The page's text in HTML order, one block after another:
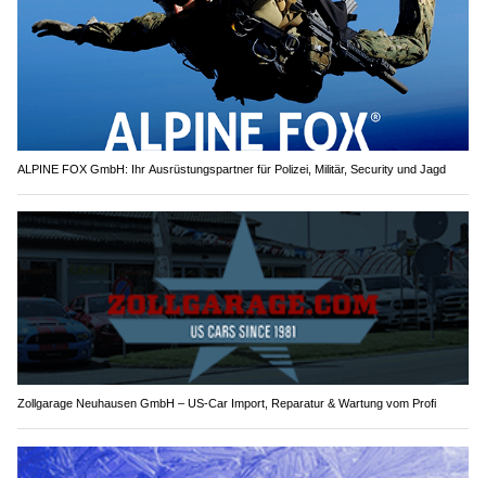
ALPINE FOX GmbH: Ihr Ausrüstungspartner für Polizei, Militär, Security und Jagd
Zollgarage Neuhausen GmbH – US-Car Import, Reparatur & Wartung vom Profi